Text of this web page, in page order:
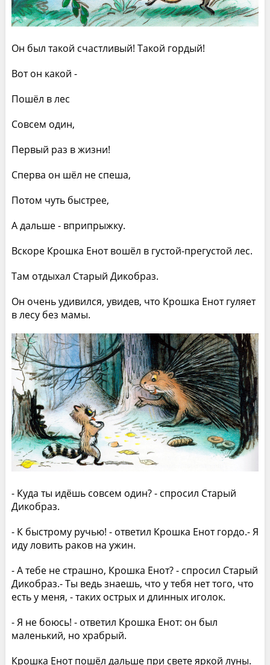
Он был такой счастливый! Такой гордый!
Вот он какой -
Пошёл в лес
Совсем один,
Первый раз в жизни!
Сперва он шёл не спеша,
Потом чуть быстрее,
А дальше - вприпрыжку.
Вскоре Крошка Енот вошёл в густой-прегустой лес.
Там отдыхал Старый Дикобраз.
Он очень удивился, увидев, что Крошка Енот гуляет
в лесу без мамы.
- Куда ты идёшь совсем один? - спросил Старый
Дикобраз.
- К быстрому ручью! - ответил Крошка Енот гордо.- Я
иду ловить раков на ужин.
- А тебе не страшно, Крошка Енот? - спросил Старый
Дикобраз.- Ты ведь знаешь, что у тебя нет того, что
есть у меня, - таких острых и длинных иголок.
- Я не боюсь! - ответил Крошка Енот: он был
маленький, но храбрый.
Крошка Енот пошёл дальше при свете яркой луны.